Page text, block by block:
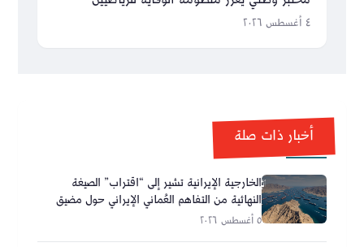
٤ أغسطس ٢٠٢٦
أخبار ذات صلة
الخارجية الإيرانية تشير إلى “اقتراب” الصيغة
النهائية من التفاهم العُماني الإيراني حول مضيق
هرمز
٥ أغسطس ٢٠٢٦